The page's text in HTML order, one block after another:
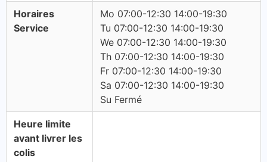
Horaires
Service
Mo 07:00-12:30 14:00-19:30
Tu 07:00-12:30 14:00-19:30
We 07:00-12:30 14:00-19:30
Th 07:00-12:30 14:00-19:30
Fr 07:00-12:30 14:00-19:30
Sa 07:00-12:30 14:00-19:30
Su Fermé
Heure limite
avant livrer les
colis